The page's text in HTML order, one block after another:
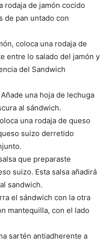
rodaja de jamón cocido
de pan untado con
coloca una rodaja de
entre lo salado del jamón y
del Sandwich
Añade una hoja de lechuga
al sándwich.
una rodaja de queso
suizo derretido
que preparaste
suizo. Esta salsa añadirá
sandwich.
el sándwich con la otra
mantequilla, con el lado
sartén antiadherente a